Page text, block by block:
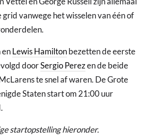
vanwege het wisselen van één of
enLewis Hamiltonbezetten de eerste
doorSergio Perezen de beide
te snel af waren. De Grote
Staten start om 21:00 uur
startopstelling hieronder.